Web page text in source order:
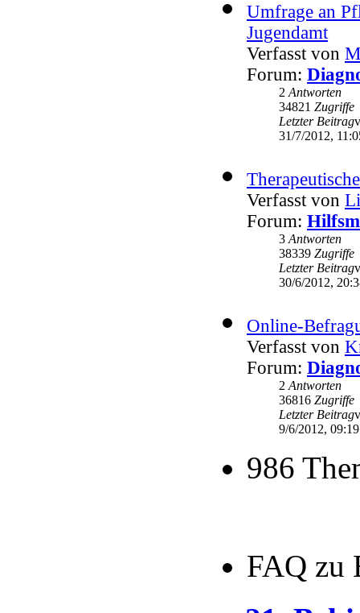
Umfrage an
Jugendamt
Verfasst von
Forum:
2 Antworten
34821 Zugriffe
Letzter Beitrag
31/7/2012,
Verfasst von
Forum:
3 Antworten
38339 Zugriffe
Letzter Beitrag
30/6/2012,
Online-
Verfasst von
Forum:
2 Antworten
36816 Zugriffe
Letzter Beitrag
9/6/2012, 09:19
986
FAQ zu